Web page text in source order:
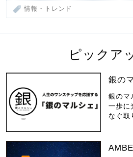
情報・トレンド
ピックア
銀の
銀のマ
一歩に
なぐ取